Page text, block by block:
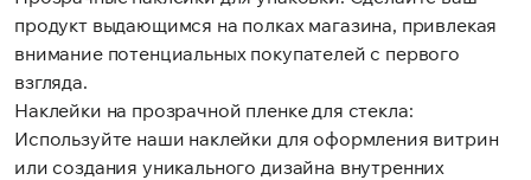
продукт выдающимся на полках магазина, привлекая
внимание потенциальных покупателей с первого
взгляда.
Наклейки на прозрачной пленке для стекла:
Используйте наши наклейки для оформления витрин
или создания уникального дизайна внутренних